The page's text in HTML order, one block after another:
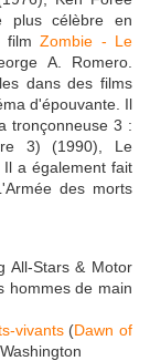
célèbre en
filmZombie - Le
A. Romero.
dans des films
d'épouvante. Il
tronçonneuse 3 :
3) (1990), Le
a également fait
des morts
All-Stars & Motor
hommes de main
vivants(Dawn of